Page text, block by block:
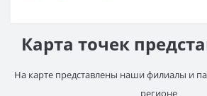
Карта точек
На карте представлены наши филиалы и
регионе